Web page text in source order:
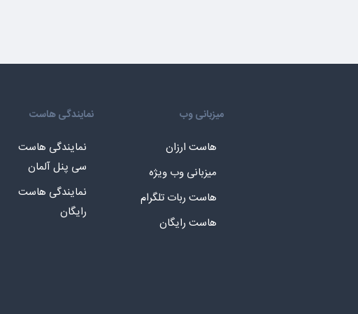
میزبانی وب
هاست ارزان
میزبانی وب ویژه
هاست ربات تلگرام
هاست رایگان
نمایندگی هاست
نمایندگی هاست
سی پنل آلمان
نمایندگی هاست
رایگان